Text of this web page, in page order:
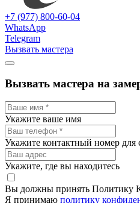
+7 (977) 800-60-04
WhatsApp
Telegram
Вызвать мастера
Вызвать мастера на
Укажите ваше имя
Укажите контактный номер для
Укажите, где вы находитесь
Вы должны принять Политику
Я принимаю политику